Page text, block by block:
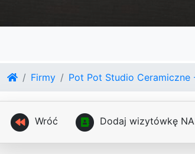
Firmy Pot Pot Studio Ceramiczne
Wróć Dodaj wizytówkę NA